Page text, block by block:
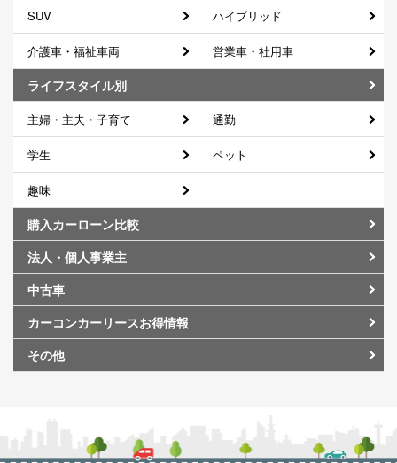
SUV ハイブリッド
介護車・福祉車両 営業車・社用車
ライフスタイル別
主婦・主夫・子育て 通勤
学生 ペット
趣味
購入カーローン比較
法人・個人事業主
中古車
カーコンカーリースお得情報
その他